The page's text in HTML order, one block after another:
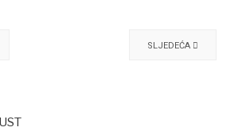
SLJEDEĆA